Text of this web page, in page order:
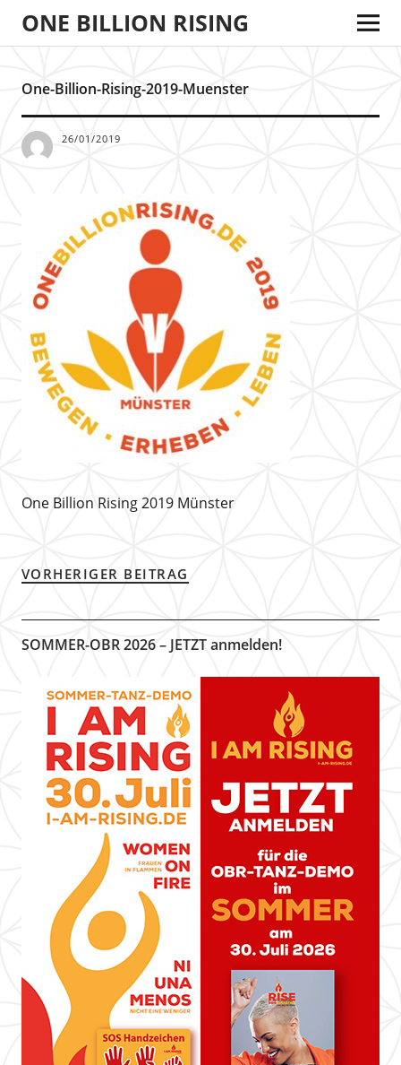
ONE BILLION RISING
One-Billion-Rising-2019-Muenster
26/01/2019
One Billion Rising 2019 Münster
VORHERIGER BEITRAG
SOMMER-OBR 2026 – JETZT anmelden!